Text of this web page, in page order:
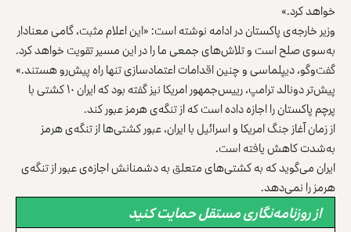
خواهد کرد.»
وزیر خارجه‌ی پاکستان در ادامه نوشته است: «این اعلام مثبت، گامی معنادار
به‌سوی صلح است و تلاش‌های جمعی ما را در این مسیر تقویت خواهد کرد.
گفت‌وگو، دیپلماسی و چنین اقدامات اعتمادسازی تنها راه پیش‌رو هستند.»
پیش‌تر دونالد ترامپ، رییس‌جمهور امریکا نیز گفته بود که ایران ۱۰ کشتی با
پرچم پاکستان را اجازه داده است که از تنگه‌ی هرمز عبور کند.
از زمان آغاز جنگ امریکا و اسرائیل با ایران، عبور کشتی‌ها از تنگه‌ی هرمز
به‌شدت کاهش یافته است.
ایران می‌گوید که به کشتی‌های متعلق به دشمنانش اجازه‌ی عبور از تنگه‌ی
هرمز را نمی‌دهد.
از روزنامه‌نگاری مستقل حمایت کنید